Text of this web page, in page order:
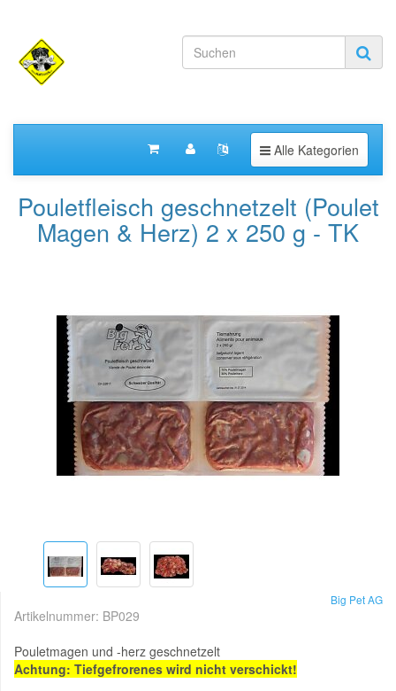
Toggle navigation
Alle Kategorien
Pouletfleisch geschnetzelt (Poulet
Magen & Herz) 2 x 250 g - TK
Big Pet AG
Artikelnummer: BP029
Pouletmagen und -herz geschnetzelt
Achtung: Tiefgefrorenes wird nicht verschickt!